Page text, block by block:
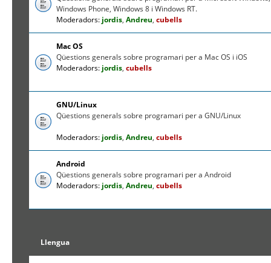
Windows Phone, Windows 8 i Windows RT.
Moderadors: jordis,Andreu,cubells
Mac OS
Qüestions generals sobre programari per a Mac OS i iOS
Moderadors: jordis,cubells
GNU/Linux
Qüestions generals sobre programari per a GNU/Linux
Moderadors: jordis,Andreu,cubells
Android
Qüestions generals sobre programari per a Android
Moderadors: jordis,Andreu,cubells
Llengua